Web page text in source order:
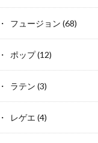
フュージョン (68)
ポップ(12)
ラテン (3)
レゲエ (4)